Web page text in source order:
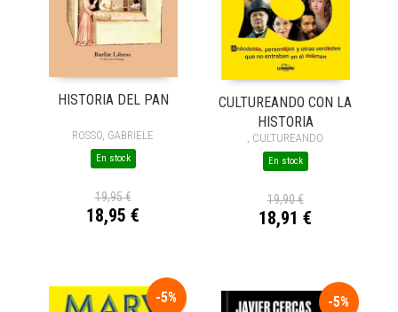
HISTORIA DEL PAN
ROSSO, GABRIELE
En stock
19,95 €
18,95 €
CULTUREANDO CON LA
HISTORIA
, CULTUREANDO
En stock
19,90 €
18,91 €
-5% -5%